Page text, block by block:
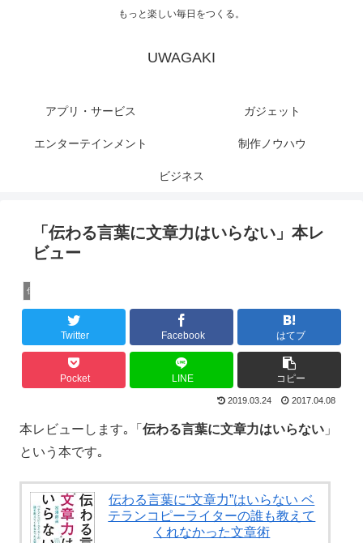
もっと楽しい毎日をつくる。
UWAGAKI
アプリ・サービス ガジェット
エンターテインメント 制作ノウハウ
ビジネス
「伝わる言葉に文章力はいらない」本レ
ビュー
仕事術
Twitter Facebook はてブ
Pocket LINE コピー
2019.03.24 2017.04.08
本レビューします｡「 伝わる言葉に文章力はいらない 」
という本です｡
伝わる言葉に“文章力”はいらない ベ
テランコピーライターの誰も教えて
くれなかった文章術